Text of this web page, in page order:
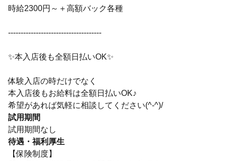
時給2300円～＋高額バック各種
-------------------------------------
✨本入店後も全額日払いOK✨
体験入店の時だけでなく
本入店後もお給料は全額日払いOK♪
希望があれば気軽に相談してください(^-^)/
試用期間
試用期間なし
待遇・福利厚生
【保険制度】